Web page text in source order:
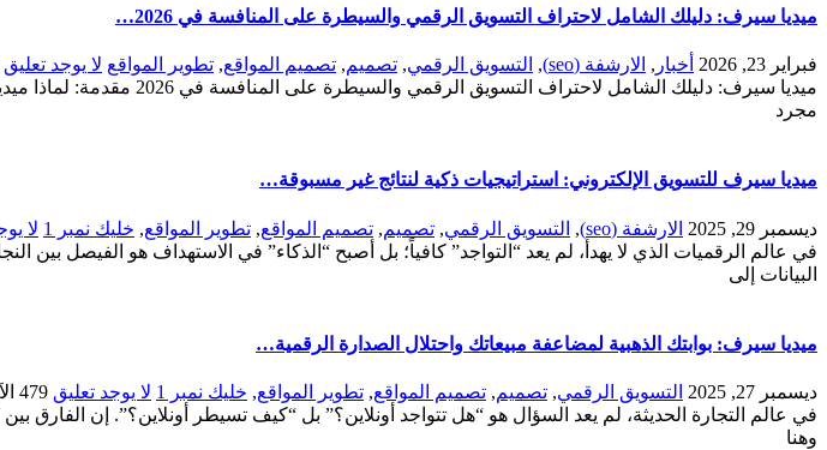
ميديا سيرف: دليلك الشامل لاحتراف التسويق الرقمي والسيطرة على المنافسة في 2026…
فبراير 23, 2026 أخبار , الارشفة (seo) , التسويق الرقمي, تصميم, تصميم المواقع, تطوير المواقع لا يوجد تعليق
ميديا سيرف: دليلك الشامل
مجرد
ميديا سيرف للتسويق الإلكتروني: استراتيجيات ذكية لنتائج غير مسبوقة…
ديسمبر 29, 2025 الارشفة (seo) , التسويق الرقمي, تصميم, تصميم المواقع, تطوير المواقع, خليك نمبر 1 لا
البيانات إلى
ميديا سيرف: بوابتك الذهبية لمضاعفة مبيعاتك واحتلال الصدارة الرقمية…
ديسمبر 27, 2025 التسويق الرقمي, تصميم, تصميم المواقع, تطوير المواقع, خليك نمبر 1 لا يوجد تعليق 479
في عالم التجارة الحديثة، لم يعد السؤال هو “هل تتواجد أونلاين؟” بل “كيف تسيطر أونلاين؟”. إن الفارق
وهنا